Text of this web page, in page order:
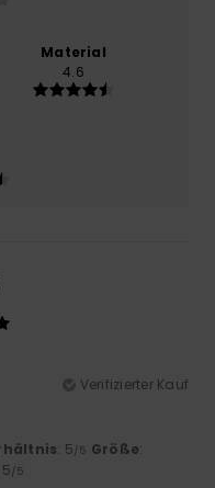
Material
4.6
Verifizierter Kauf
: 5/5 Größe:
/5